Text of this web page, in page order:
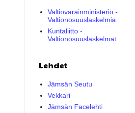
Valtiovarainministeriö -
Valtionosuuslaskelmia
Kuntaliitto -
Valtionosuuslaskelmat
Lehdet
Jämsän Seutu
Vekkari
Jämsän Facelehti